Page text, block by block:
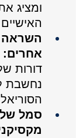
ומציג
השראה
אחרים:
דורות
נחשבת
סמל של